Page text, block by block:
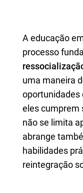
A educação
processo
uma maneira
oportunidades
eles cumprem
não se limita
abrange
habilidades
reintegração